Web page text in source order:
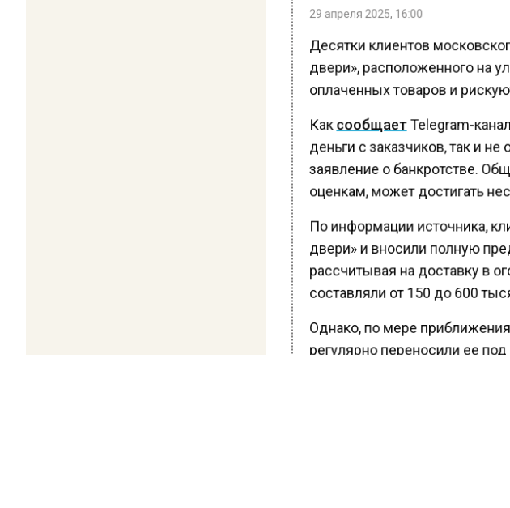
29 апреля 2025, 16:00
Десятки клиентов
двери», расположенного на
оплаченных товаров и
КаксообщаетTelegram-
деньги с заказчиков, так и
заявление о банкротстве.
оценкам, может достигать
По информации источника,
двери» и вносили полную
рассчитывая на доставку в
составляли от 150 до 600
Однако, по мере
регулярно переносили ее